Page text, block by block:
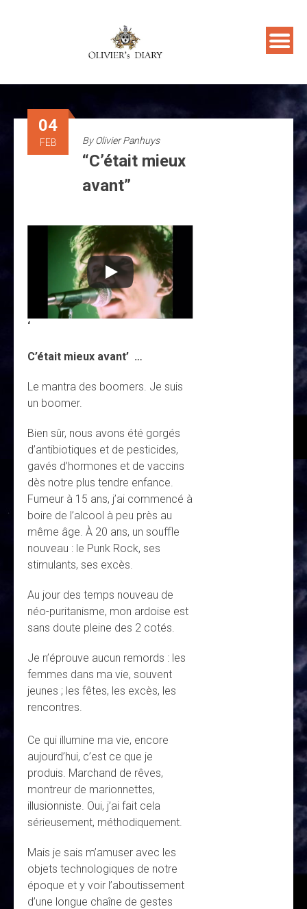
04
FEB ByOlivier Panhuys
“C’était mieux
avant”
‘
C’était mieux avant’ …
Le mantra des boomers. Je suis
un boomer.
Bien sûr, nous avons été gorgés
d’antibiotiques et de pesticides,
gavés d’hormones et de vaccins
dès notre plus tendre enfance.
Fumeur à 15 ans, j’ai commencé à
boire de l’alcool à peu près au
même âge. À 20 ans, un souffle
nouveau : le Punk Rock, ses
stimulants, ses excès.
Au jour des temps nouveau de
néo-puritanisme, mon ardoise est
sans doute pleine des 2 cotés.
Je n’éprouve aucun remords : les
femmes dans ma vie, souvent
jeunes ; les fêtes, les excès, les
rencontres.
Ce qui illumine ma vie, encore
aujourd’hui, c’est ce que je
produis. Marchand de rêves,
montreur de marionnettes,
illusionniste. Oui, j’ai fait cela
sérieusement, méthodiquement.
Mais je sais m’amuser avec les
objets technologiques de notre
époque et y voir l’aboutissement
d’une longue chaîne de gestes